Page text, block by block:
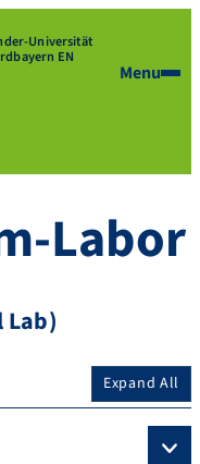
Universität
EN
Menu
Labor
Expand All